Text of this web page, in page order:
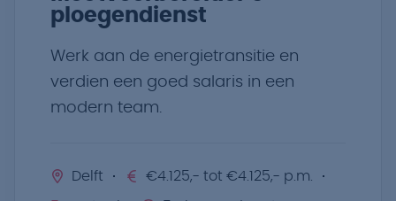
ploegendienst
Werk aan de energietransitie en
verdien een goed salaris in een
modern team.
Delft €4.125,- tot €4.125,- p.m.